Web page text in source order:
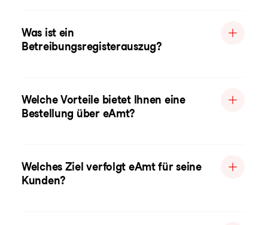
Was ist ein
Betreibungsregisterauszug?
Welche Vorteile bietet Ihnen eine
Bestellung über eAmt?
Welches Ziel verfolgt eAmt für seine
Kunden?